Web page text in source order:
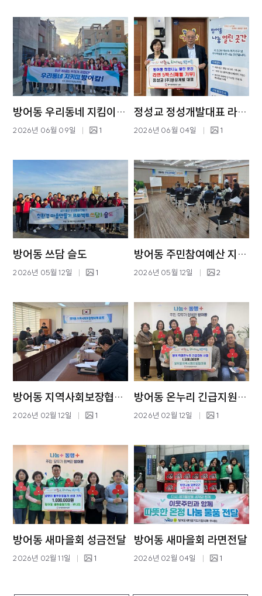
방어동 우리동네 지킴이 방어캅
2026년 06월 09일 1
정성교 정성개발대표 라면 기부
2026년 06월 04일 1
방어동 쓰담 슬도
2026년 05월 12일 1
방어동 주민참여예산 지역회의
2026년 05월 12일 2
방어동 지역사회보장협의체 회의
2026년 02월 12일 1
방어동 온누리 긴급지원 사업
2026년 02월 12일 1
방어동 새마을회 성금전달
2026년 02월 11일 1
방어동 새마을회 라면전달
2026년 02월 04일 1